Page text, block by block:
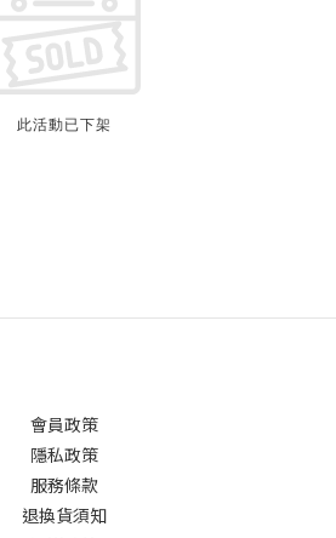
此活動已下架
會員政策
隱私政策
服務條款
退換貨須知